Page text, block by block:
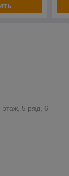
5 ряд, 6